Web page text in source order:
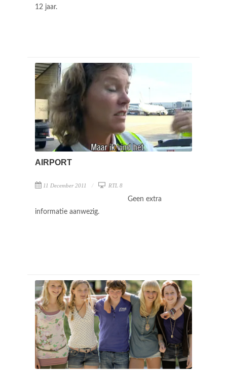
12 jaar.
AIRPORT
11 December 2011 RTL 8
Geen extra
informatie aanwezig.